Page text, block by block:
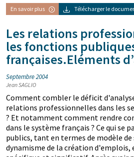
En savoir plus Télécharger le
Les relations
les fonctions
françaises.Eléments
Septembre 2004
Jean SAGLIO
Comment combler le déficit
relations professionnelles dans les
? Et notamment comment rendre
dans le système français ? Ce qui se
publics, tant en termes de modèle
dynamisme de la création d'emplois,